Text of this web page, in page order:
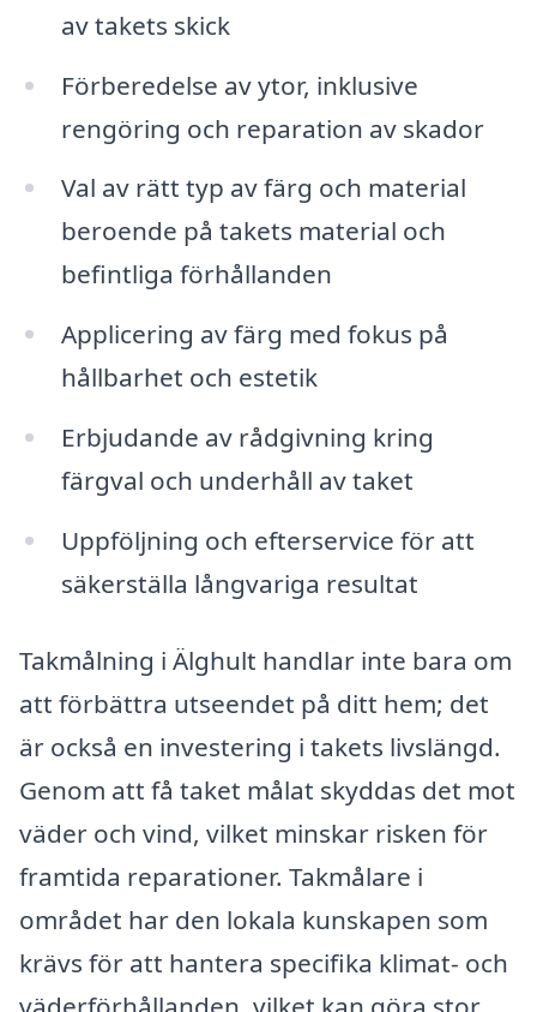
av takets skick
Förberedelse av ytor, inklusive
rengöring och reparation av skador
Val av rätt typ av färg och material
beroende på takets material och
befintliga förhållanden
Applicering av färg med fokus på
hållbarhet och estetik
Erbjudande av rådgivning kring
färgval och underhåll av taket
Uppföljning och efterservice för att
säkerställa långvariga resultat
Takmålning i Älghult handlar inte bara om
att förbättra utseendet på ditt hem; det
är också en investering i takets livslängd.
Genom att få taket målat skyddas det mot
väder och vind, vilket minskar risken för
framtida reparationer. Takmålare i
området har den lokala kunskapen som
krävs för att hantera specifika klimat- och